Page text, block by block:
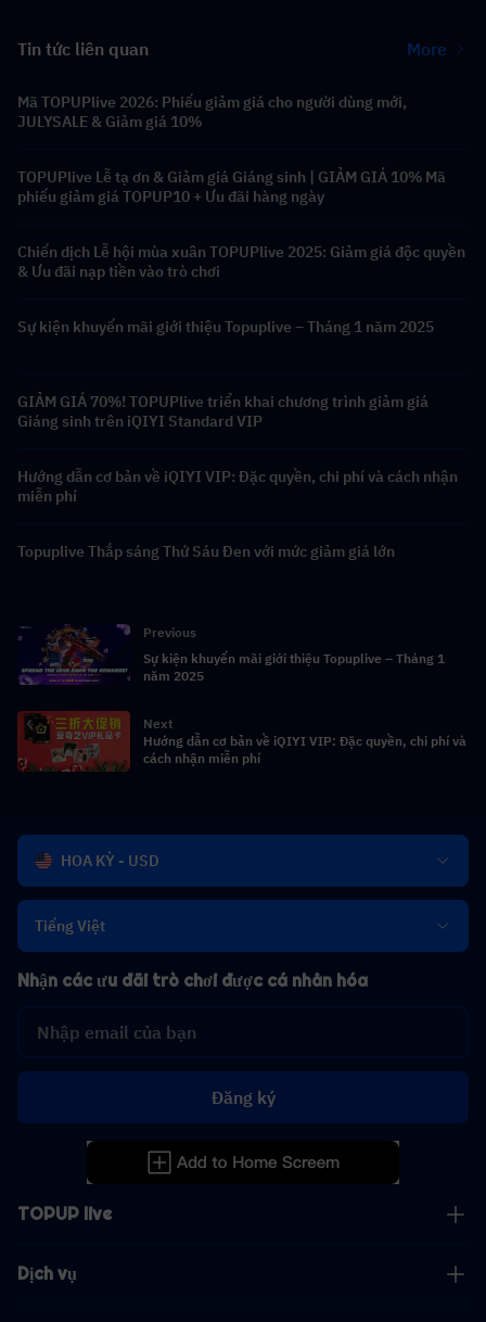
Tin tức liên quan More
Mã TOPUPlive 2026: Phiếu giảm giá cho người dùng mới,
JULYSALE & Giảm giá 10%
TOPUPlive Lễ tạ ơn & Giảm giá Giáng sinh | GIẢM GIÁ 10% Mã
phiếu giảm giá TOPUP10 + Ưu đãi hàng ngày
Chiến dịch Lễ hội mùa xuân TOPUPlive 2025: Giảm giá độc quyền
& Ưu đãi nạp tiền vào trò chơi
Sự kiện khuyến mãi giới thiệu Topuplive – Tháng 1 năm 2025
GIẢM GIÁ 70%! TOPUPlive triển khai chương trình giảm giá
Giáng sinh trên iQIYI Standard VIP
Hướng dẫn cơ bản về iQIYI VIP: Đặc quyền, chi phí và cách nhận
miễn phí
Topuplive Thắp sáng Thứ Sáu Đen với mức giảm giá lớn
Previous
Sự kiện khuyến mãi giới thiệu Topuplive – Tháng 1
năm 2025
Next
Hướng dẫn cơ bản về iQIYI VIP: Đặc quyền, chi phí và
cách nhận miễn phí
HOA KỲ - USD
Tiếng Việt
TOPUP live
Dịch vụ
Nhận các ưu đãi trò chơi được cá nhân hóa
Đăng ký